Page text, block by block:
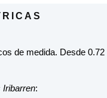
de medida. Desde 0.72
Iribarren: